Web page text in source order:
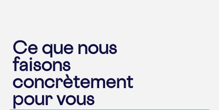
Ce que nous
faisons
concrètement
pour vous